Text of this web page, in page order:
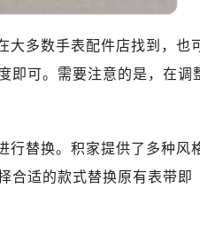
大多数手表配件店找到，也
即可。需要注意的是，在调
行替换。积家提供了多种风
合适的款式替换原有表带即